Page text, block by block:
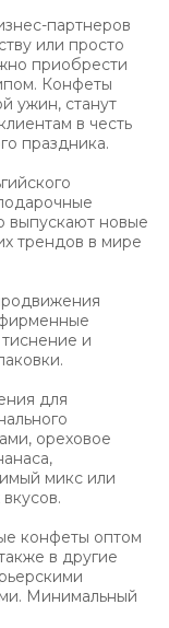
партнеров
или просто
приобрести
Конфеты
ужин, станут
в честь
праздника.
выпускают новые
трендов в мире
и
для
ореховое
микс или
конфеты оптом
в другие
Минимальный